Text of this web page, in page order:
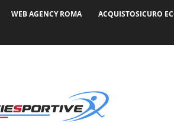
WEB AGENCY ROMA ACQUISTOSICURO